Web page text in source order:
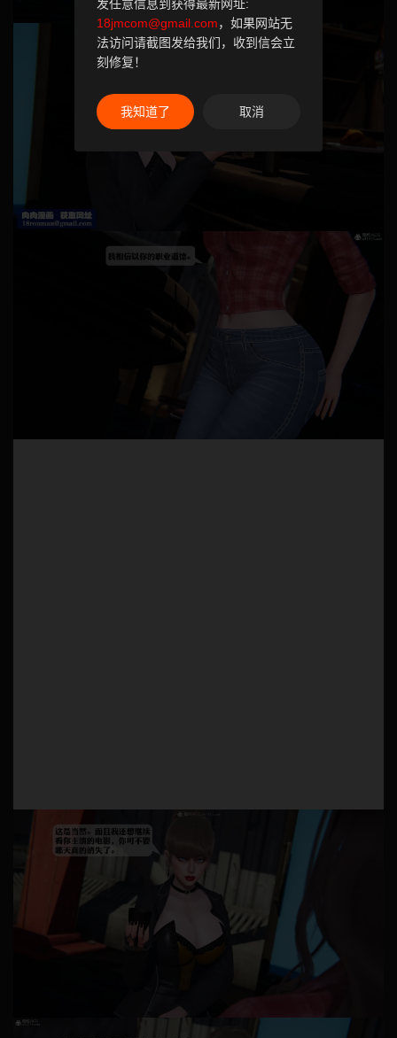
发任意信息到获得最新网址:
18jmcom@gmail.com，如果网站无
法访问请截图发给我们，收到信会立
刻修复！
我知道了 取消